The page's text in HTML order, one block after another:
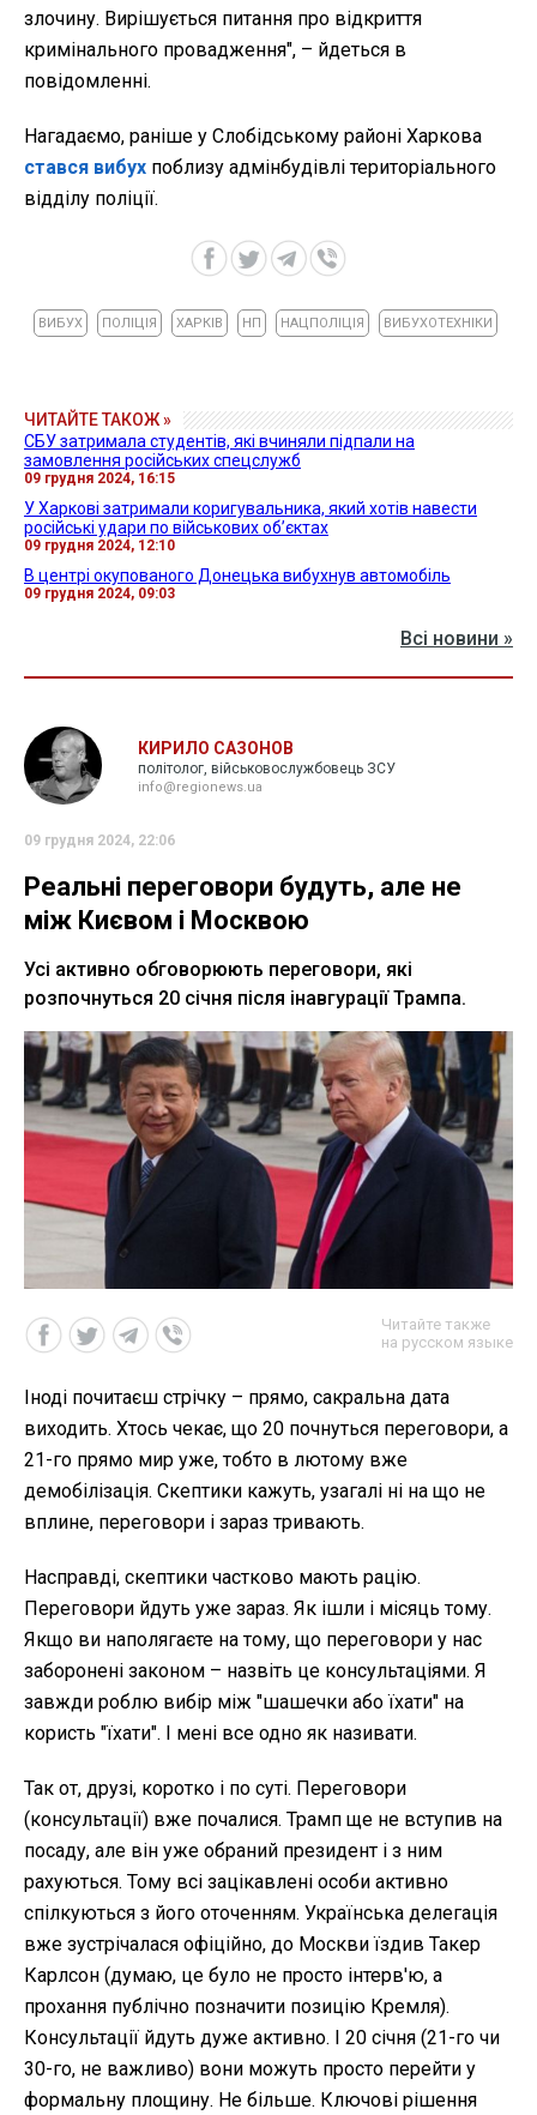
злочину. Вирішується питання про відкриття
кримінального провадження", – йдеться в
повідомленні.
Нагадаємо, раніше у Слобідському районі Харкова
стався вибух поблизу адмінбудівлі територіального
відділу поліції.
ВИБУХ ПОЛІЦІЯ ХАРКІВ НП НАЦПОЛІЦІЯ ВИБУХОТЕХНІКИ
ЧИТАЙТЕ ТАКОЖ »
СБУ затримала студентів, які вчиняли підпали на
замовлення російських спецслужб
09 грудня 2024, 16:15
У Харкові затримали коригувальника, який хотів навести
російські удари по військових об’єктах
09 грудня 2024, 12:10
В центрі окупованого Донецька вибухнув автомобіль
09 грудня 2024, 09:03
Всі новини »
КИРИЛО САЗОНОВ
політолог, військовослужбовець ЗСУ
info@regionews.ua
09 грудня 2024, 22:06
Реальні переговори будуть, але не
між Києвом і Москвою
Усі активно обговорюють переговори, які
розпочнуться 20 січня після інавгурації Трампа.
Читайте также
на русском языке
Іноді почитаєш стрічку – прямо, сакральна дата
виходить. Хтось чекає, що 20 почнуться переговори, а
21-го прямо мир уже, тобто в лютому вже
демобілізація. Скептики кажуть, узагалі ні на що не
вплине, переговори і зараз тривають.
Насправді, скептики частково мають рацію.
Переговори йдуть уже зараз. Як ішли і місяць тому.
Якщо ви наполягаєте на тому, що переговори у нас
заборонені законом – назвіть це консультаціями. Я
завжди роблю вибір між "шашечки або їхати" на
користь "їхати". І мені все одно як називати.
Так от, друзі, коротко і по суті. Переговори
(консультації) вже почалися. Трамп ще не вступив на
посаду, але він уже обраний президент і з ним
рахуються. Тому всі зацікавлені особи активно
спілкуються з його оточенням. Українська делегація
вже зустрічалася офіційно, до Москви їздив Такер
Карлсон (думаю, це було не просто інтерв'ю, а
прохання публічно позначити позицію Кремля).
Консультації йдуть дуже активно. І 20 січня (21-го чи
30-го, не важливо) вони можуть просто перейти у
формальну площину. Не більше. Ключові рішення